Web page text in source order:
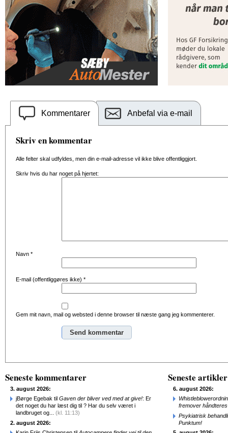
Kommentarer Anbefal via e-mail
Skriv en kommentar
Alle felter skal udfyldes, men din e-mail-adresse vil ikke blive offentliggjort.
Skriv hvis du har noget på hjertet:
Navn *
E-mail (offentliggøres ikke) *
Gem mit navn, mail og websted i denne browser til næste gang jeg kommenterer.
Seneste kommentarer
3. august 2026:
jBørge Egebak til Gaven der bliver ved med at give!: Er
det noget du har læst dig til ? Har du selv været i
landbruget og... (kl. 11:13)
2. august 2026:
Seneste artikler
6. august 2026:
fremover
Psykiatrisk
Punktum!